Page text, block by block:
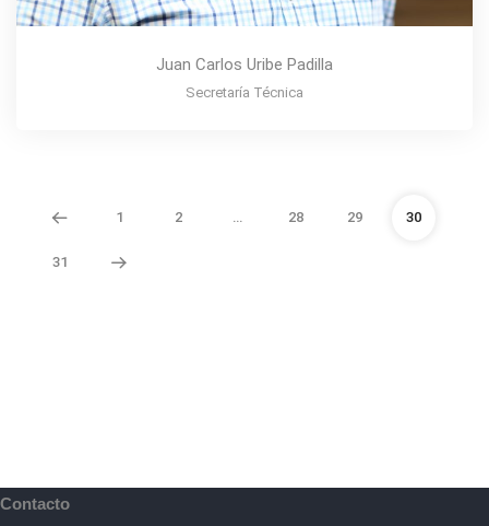
Juan Carlos Uribe Padilla
Secretaría Técnica
1 2 28 29 30
31
Contacto